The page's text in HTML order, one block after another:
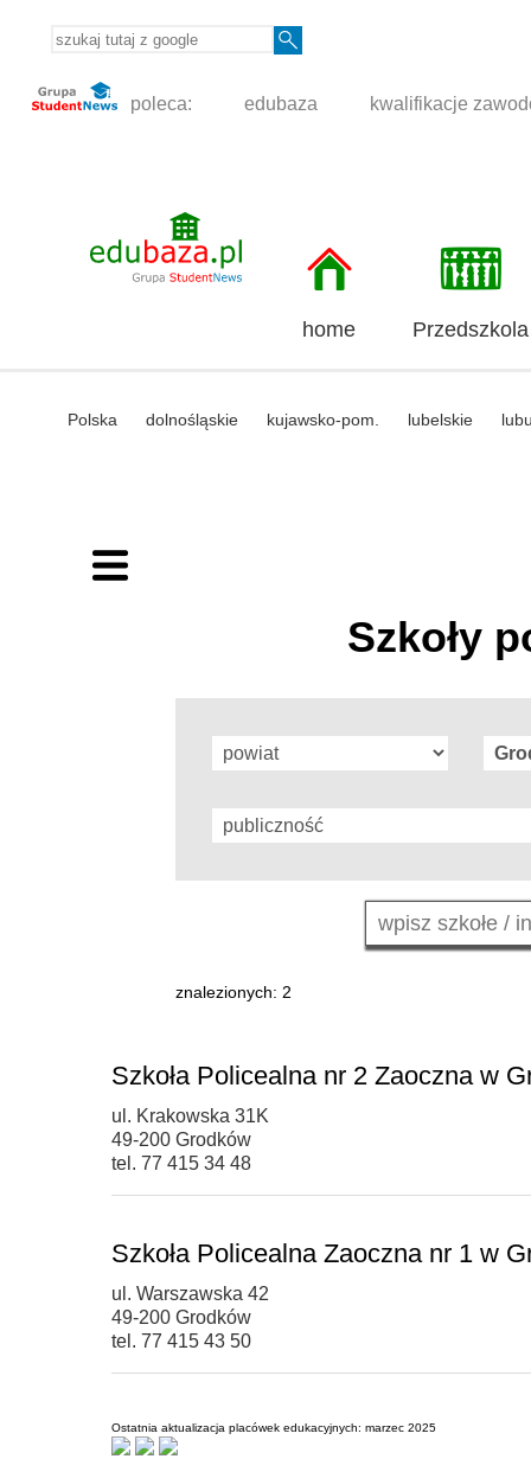
poleca: edubaza kwalifikacje
home Przedszkola
Polska dolnośląskie kujawsko-pom. lubelskie
Szkoły
znalezionych: 2
Szkoła Policealna nr 2 Zaoczna w
ul. Krakowska 31K
49-200 Grodków
tel. 77 415 34 48
Szkoła Policealna Zaoczna nr 1 w
ul. Warszawska 42
49-200 Grodków
tel. 77 415 43 50
Ostatnia aktualizacja placówek edukacyjnych: marzec 2025